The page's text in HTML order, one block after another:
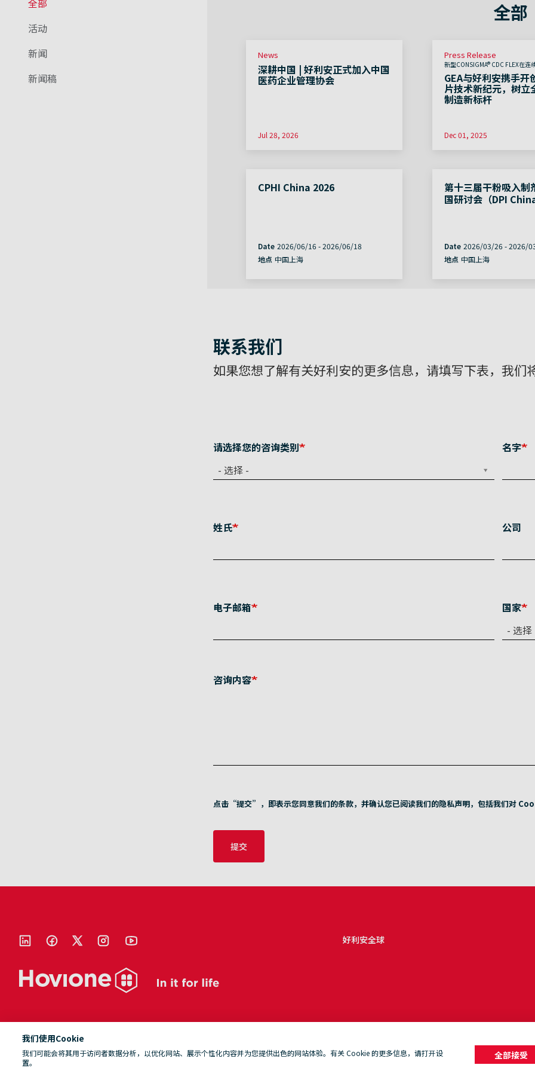
全部
活动
新闻
新闻稿
全部
News
深耕中国 | 好利安正式加入中国
医药企业管理协会
Jul 28, 2026
Press Release
新型CONSIGMA® CDC FLEX在连
实现了前所未有的灵活性、简易
GEA与好利安携手开
片技术新纪元，树立
制造新标杆
Dec 01, 2025
CPHI China 2026
Date 2026/06/16 -2026/06/18
地点 中国上海
第十三届干粉吸入制
国研讨会（DPI
Date 2026/03/26 -2026/
地点 中国上海
联系我们
如果您想了解有关好利安的更多信息，请填写下表，我们
请选择您的咨询类别
- 选择 -
名字
姓氏 公司
电子邮箱
国家
- 选择
咨询内容
点击“提交”，即表示您同意我们的条款，并确认您已阅读我们的隐私声明，包括我们对
提交
好利安全球
© 2026 Hovione
我们使用Cookie
我们可能会将其用于访问者数据分析，以优化网站、展示个性化内容并为您提供出色的网站体验。有关 Cookie 的更多信息，请打开设
置。
全部接受